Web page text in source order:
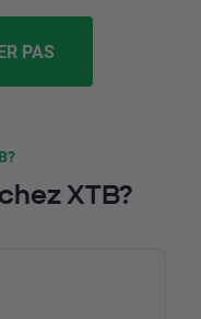
PAS
XTB?